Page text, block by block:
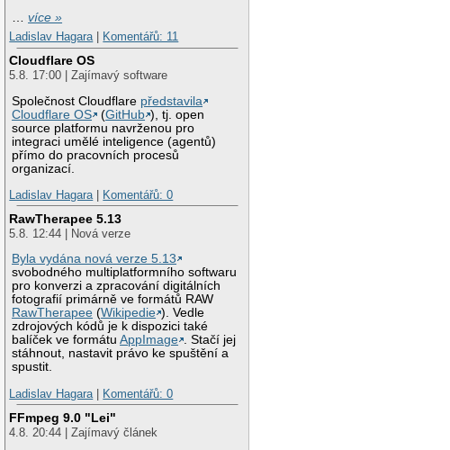
…více »
Ladislav Hagara| Komentářů: 11
Cloudflare OS
5.8. 17:00 | Zajímavý software
Společnost Cloudflare představila
Cloudflare OS
(GitHub ), tj. open
source platformu navrženou pro
integraci umělé inteligence (agentů)
přímo do pracovních procesů
organizací.
Ladislav Hagara| Komentářů: 0
RawTherapee 5.13
5.8. 12:44 | Nová verze
Byla vydána nová verze 5.13
svobodného multiplatformního softwaru
pro konverzi a zpracování digitálních
fotografií primárně ve formátů RAW
RawTherapee (Wikipedie ). Vedle
zdrojových kódů je k dispozici také
balíček ve formátuAppImage . Stačí jej
stáhnout, nastavit právo ke spuštění a
spustit.
Ladislav Hagara| Komentářů: 0
FFmpeg 9.0 "Lei"
4.8. 20:44 | Zajímavý článek